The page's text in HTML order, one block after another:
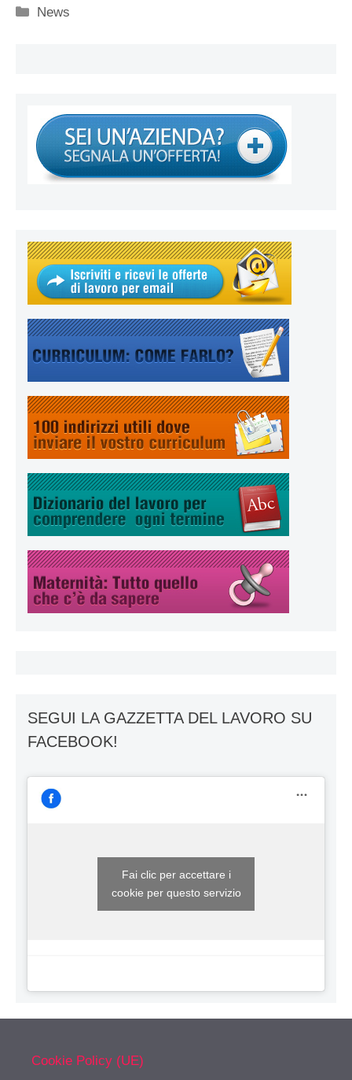
Categorie
News
SEGUI LA GAZZETTA DEL LAVORO SU
FACEBOOK!
Fai clic per accettare i
cookie per questo servizio
Cookie Policy (UE)